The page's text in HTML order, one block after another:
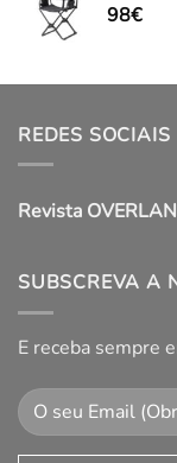
98€
REDES SOCIAIS
Revista
SUBSCREVA A
E receba sempre